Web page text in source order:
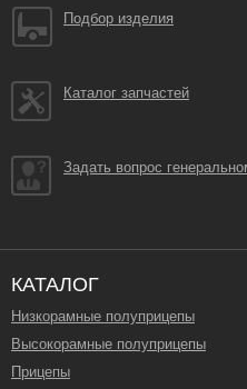
Подбор изделия
Каталог запчастей
Задать вопрос
КАТАЛОГ
Низкорамные полуприцепы
Высокорамные полуприцепы
Прицепы